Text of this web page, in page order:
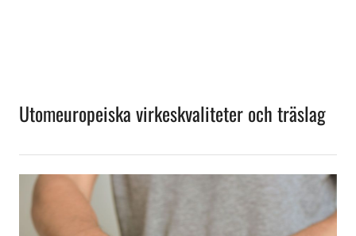
Utomeuropeiska virkeskvaliteter och träslag